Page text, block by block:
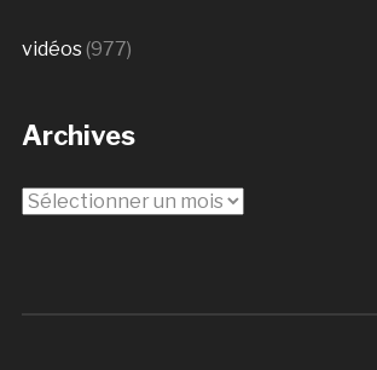
vidéos(977)
Archives
Archives